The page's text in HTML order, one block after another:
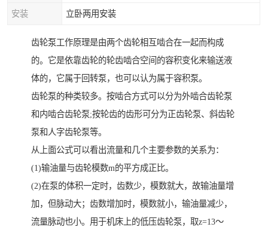
安装 立卧两用安装
齿轮泵工作原理是由两个齿轮相互啮合在一起而构成
的。它是依靠齿轮的轮齿啮合空间的容积变化来输送液
体的，它属于回转泵，也可以认为属于容积泵。
齿轮泵的种类较多。按啮合方式可以分为外啮合齿轮泵
和内啮合齿轮泵;按轮齿的齿形可分为正齿轮泵、斜齿轮
泵和人字齿轮泵等。
从上面公式可以看出流量和几个主要参数的关系为：
(1)输油量与齿轮模数m的平方成正比。
(2)在泵的体积一定时，齿数少，模数就大，故输油量增
加，但脉动大；齿数增加时，模数就小，输油量减少，
流量脉动也小。用于机床上的低压齿轮泵，取z=13～